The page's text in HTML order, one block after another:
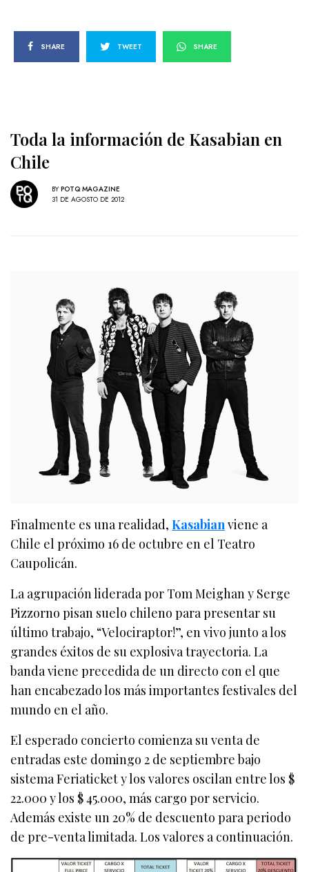
SHARE TWEET SHARE
Toda la información de Kasabian en
Chile
BY POTQ MAGAZINE
31 DE AGOSTO DE 2012
Finalmente es una realidad,Kasabian viene a
Chile el próximo 16 de octubre en el Teatro
Caupolicán.
La agrupación liderada por Tom Meighan y Serge
Pizzorno pisan suelo chileno para presentar su
último trabajo, “Velociraptor!”, en vivo junto a los
grandes éxitos de su explosiva trayectoria. La
banda viene precedida de un directo con el que
han encabezado los más importantes festivales del
mundo en el año.
El esperado concierto comienza su venta de
entradas este domingo 2 de septiembre bajo
sistema Feriaticket y los valores oscilan entre los $
22.000 y los $ 45.000, más cargo por servicio.
Además existe un 20% de descuento para periodo
de pre-venta limitada. Los valores a continuación.